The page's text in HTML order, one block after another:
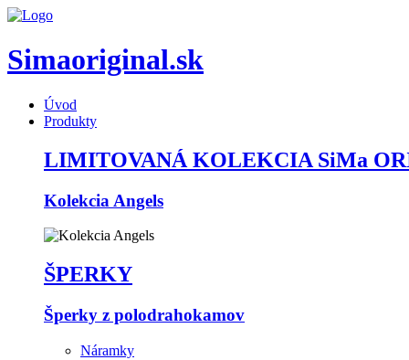
Simaoriginal.sk
Úvod
Produkty
LIMITOVANÁ KOLEKCIA SiMa
Kolekcia Angels
ŠPERKY
Šperky z polodrahokamov
Náramky